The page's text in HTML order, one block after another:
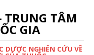
TRUNG TÂM
GIA
DƯỢC NGHIÊN CỨU VỀ